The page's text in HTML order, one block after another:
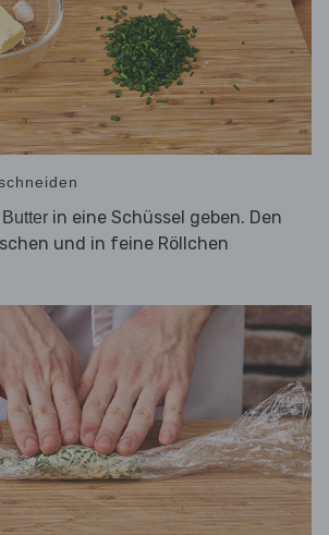
Butter in eine Schüssel geben. Den
und in feine Röllchen